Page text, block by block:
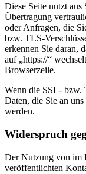
Diese Seite nutzt
Übertragung
oder Anfragen, die
bzw. TLS-
erkennen Sie daran,
auf „https://“
Browserzeile.
Wenn die SSL- bzw.
Daten, die Sie an
werden.
Widerspruch
Der Nutzung von im
veröffentlichten